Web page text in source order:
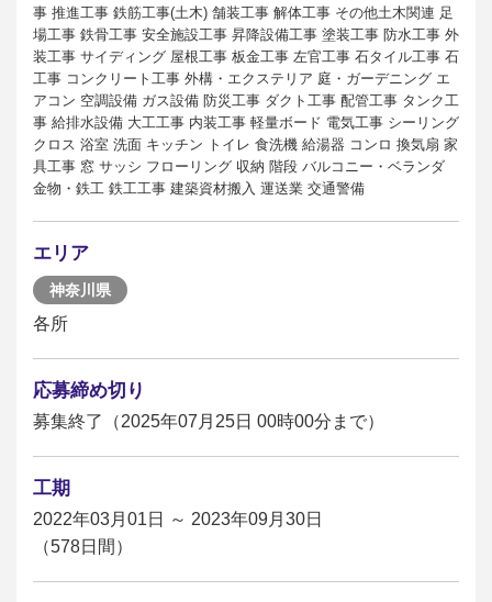
事 推進工事 鉄筋工事(土木) 舗装工事 解体工事 その他土木関連 足
場工事 鉄骨工事 安全施設工事 昇降設備工事 塗装工事 防水工事 外
装工事 サイディング 屋根工事 板金工事 左官工事 石タイル工事 石
工事 コンクリート工事 外構・エクステリア 庭・ガーデニング エ
アコン 空調設備 ガス設備 防災工事 ダクト工事 配管工事 タンク工
事 給排水設備 大工工事 内装工事 軽量ボード 電気工事 シーリング
クロス 浴室 洗面 キッチン トイレ 食洗機 給湯器 コンロ 換気扇 家
具工事 窓 サッシ フローリング 収納 階段 バルコニー・ベランダ
金物・鉄工 鉄工工事 建築資材搬入 運送業 交通警備
エリア
神奈川県
各所
応募締め切り
募集終了（2025年07月25日 00時00分まで）
工期
2022年03月01日 ～ 2023年09月30日
（578日間）